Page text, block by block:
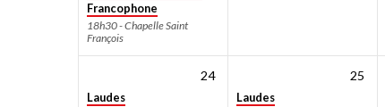
Francophone
18h30 - Chapelle Saint
François
24
Laudes
25
Laudes